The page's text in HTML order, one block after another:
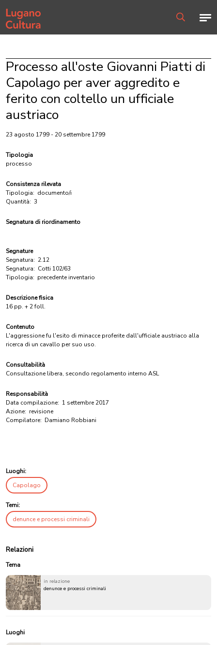
Home page
Processo all'oste Giovanni Piatti di
Capolago per aver aggredito e
ferito con coltello un ufficiale
austriaco
23 agosto 1799 - 20 settembre 1799
Tipologia
processo
Consistenza rilevata
Tipologia: documento/i
Quantità: 3
Segnatura di riordinamento
Segnature
Segnatura: 2.12
Segnatura: Cotti 102/63
Tipologia: precedente inventario
Descrizione fisica
16 pp. + 2 foll.
Contenuto
L'aggressione fu l'esito di minacce proferite dall'ufficiale austriaco alla
ricerca di un cavallo per suo uso.
Consultabilità
Consultazione libera, secondo regolamento interno ASL
Responsabilità
Data compilazione: 1 settembre 2017
Azione: revisione
Compilatore: Damiano Robbiani
Luoghi:
Capolago
Temi:
denunce e processi criminali
Relazioni
Tema
in relazione
denunce e processi criminali
Luoghi